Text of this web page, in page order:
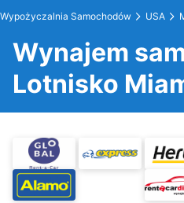
Wypożyczalnia Samochodów USA
Wynajem
Lotnisko